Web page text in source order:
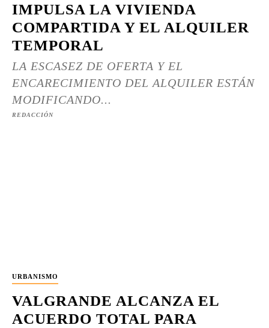
IMPULSA LA VIVIENDA
COMPARTIDA Y EL ALQUILER
TEMPORAL
LA ESCASEZ DE OFERTA Y EL
ENCARECIMIENTO DEL ALQUILER ESTÁN
MODIFICANDO...
REDACCIÓN
URBANISMO
VALGRANDE ALCANZA EL
ACUERDO TOTAL PARA